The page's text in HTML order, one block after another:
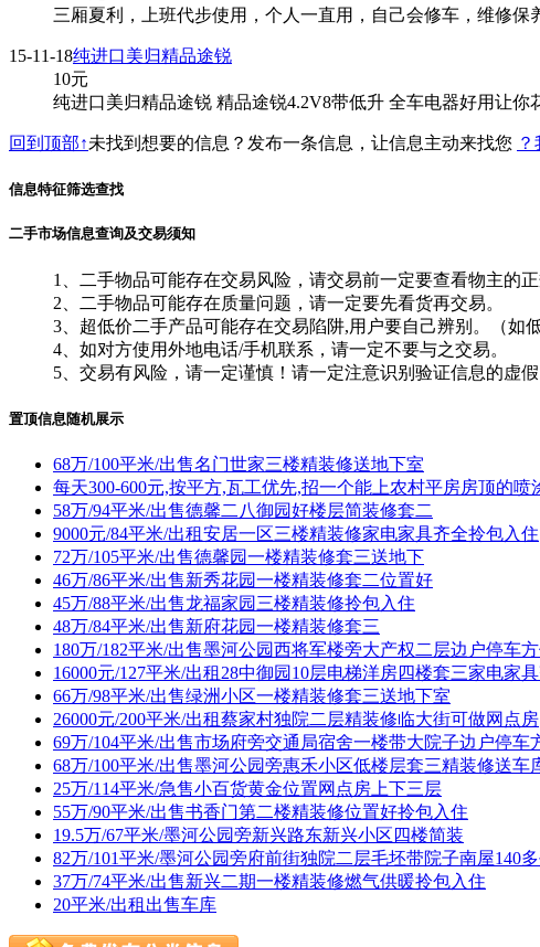
三厢夏利，上班代步使用，个人一直用，自己会修车，维修
15-11-18纯进口美归精品途锐
10元
纯进口美归精品途锐 精品途锐4.2V8带低升 全车电器好用让
回到顶部↑未找到想要的信息？发布一条信息，让信息主动来找您
信息特征筛选查找
二手市场信息查询及交易须知
1、二手物品可能存在交易风险，请交易前一定要查看物主的正
2、二手物品可能存在质量问题，请一定要先看货再交易。
3、超低价二手产品可能存在交易陷阱,用户要自己辨别。（如
4、如对方使用外地电话/手机联系，请一定不要与之交易。
5、交易有风险，请一定谨慎！请一定注意识别验证信息的虚
置顶信息随机展示
68万/100平米/出售名门世家三楼精装修送地下室
每天300-600元,按平方,瓦工优先,招一个能上农村平房房顶的喷
58万/94平米/出售德馨二八御园好楼层简装修套二
9000元/84平米/出租安居一区三楼精装修家电家具齐全拎包入住
72万/105平米/出售德馨园一楼精装修套三送地下
46万/86平米/出售新秀花园一楼精装修套二位置好
45万/88平米/出售龙福家园三楼精装修拎包入住
48万/84平米/出售新府花园一楼精装修套三
180万/182平米/出售墨河公园西将军楼旁大产权二层边户停车
16000元/127平米/出租28中御园10层电梯洋房四楼套三家电家
66万/98平米/出售绿洲小区一楼精装修套三送地下室
26000元/200平米/出租蔡家村独院二层精装修临大街可做网点房
69万/104平米/出售市场府旁交通局宿舍一楼带大院子边户停车
68万/100平米/出售墨河公园旁惠禾小区低楼层套三精装修送车
25万/114平米/急售小百货黄金位置网点房上下三层
55万/90平米/出售书香门第二楼精装修位置好拎包入住
19.5万/67平米/墨河公园旁新兴路东新兴小区四楼简装
82万/101平米/墨河公园旁府前街独院二层毛坯带院子南屋140
37万/74平米/出售新兴二期一楼精装修燃气供暖拎包入住
20平米/出租出售车库